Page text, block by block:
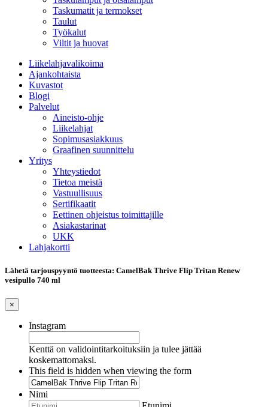
Taskumatit ja termokset
Taulut
Työkalut
Viltit ja huovat
Liikelahjavalikoima
Ajankohtaista
Kuvastot
Blogi
Palvelut
Aineisto-ohje
Liikelahjat
Sopimusasiakkuus
Graafinen suunnittelu
Yritys
Yhteystiedot
Tietoa meistä
Vastuullisuus
Sertifikaatit
Eettinen ohjeistus toimittajille
Asiakastarinat
UKK
Lahjakortti
Lähetä tarjouspyyntö tuotteesta: CamelBak Thrive Flip Tritan Renew
vesipullo 740 ml
×
Instagram
Kenttä on validointitarkoituksiin ja tulee jättää
koskemattomaksi.
This field is hidden when viewing the form
Nimi